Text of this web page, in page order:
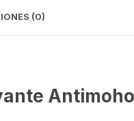
(0)
Antimoho